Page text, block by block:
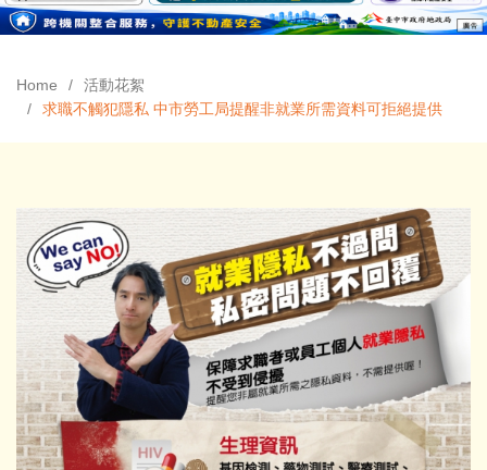
Home
活動花絮
求職不觸犯隱私 中市勞工局提醒非就業所需資料可拒絕提供